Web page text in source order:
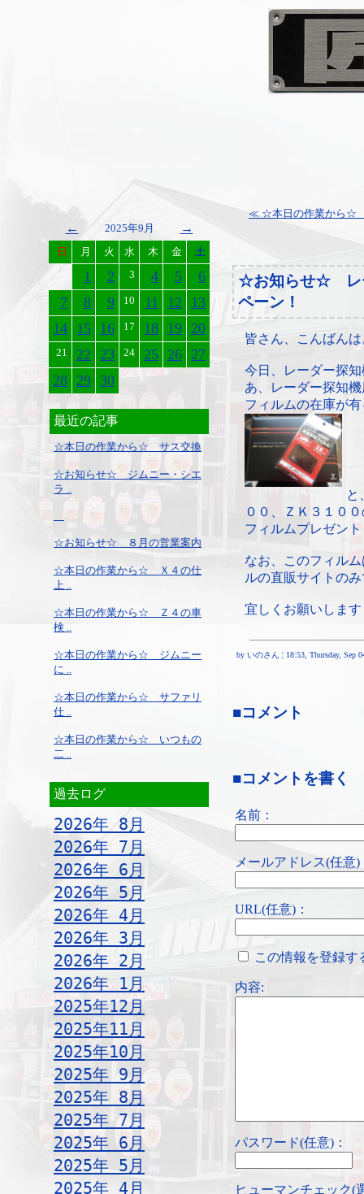
← 2025年9月 →
日 月 火 水 木 金 土
1 2 3 4 5
6
7
8 9 10 11 12
13
14 15 16 17 18 19 20
21 22 23 24 25 26 27
28 29 30
最近の記事
☆本日の作業から☆ サス交換
☆お知らせ☆ ジムニー・シエ
ラ ..
☆お知らせ☆ ８月の営業案内
☆本日の作業から☆ Ｘ４の仕
上 ..
☆本日の作業から☆ Ｚ４の車
検 ..
☆本日の作業から☆ ジムニー
に ..
☆本日の作業から☆ サファリ
仕 ..
☆本日の作業から☆ いつもの
二 ..
過去ログ
2026年 8月
2026年 7月
2026年 6月
2026年 5月
2026年 4月
2026年 3月
2026年 2月
2026年 1月
2025年12月
2025年11月
2025年10月
2025年 9月
2025年 8月
2025年 7月
2025年 6月
2025年 5月
2025年 4月
≪ ☆本日の作業から☆
☆お知らせ☆ レ
ペーン！
皆さん、こんばんは
今日、レーダー探
あ、レーダー探知
フィルムの在庫が
と
００、ＺＫ３１０
フィルムプレゼント
なお、このフィル
ルの直販サイトの
宜しくお願いします
by いのさん ¦ 18:53, Thursday, Sep
■コメント
■コメントを書く
名前：
メールアドレス(任意)
URL(任意)：
この情報を登録す
内容:
パスワード(任意)：
ヒューマンチェック(